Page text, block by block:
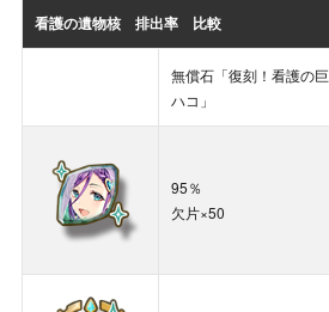
看護の遺物核排出率 比較
無償石「復刻！看護の巨
ハコ」
95％
欠片×50